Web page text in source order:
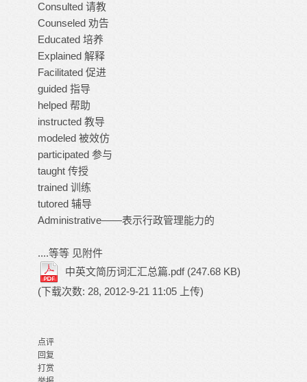
Consulted 请教
Counseled 劝告
Educated 培养
Explained 解释
Facilitated 促进
guided 指导
helped 帮助
instructed 教导
modeled 被效仿
participated 参与
taught 传授
trained 训练
tutored 辅导
Administrative——表示行政管理能力的
....等等 见附件
中英文简历词汇汇总篇.pdf (247.68 KB)
(下载次数: 28, 2012-9-21 11:05 上传)
点评
回复
打赏